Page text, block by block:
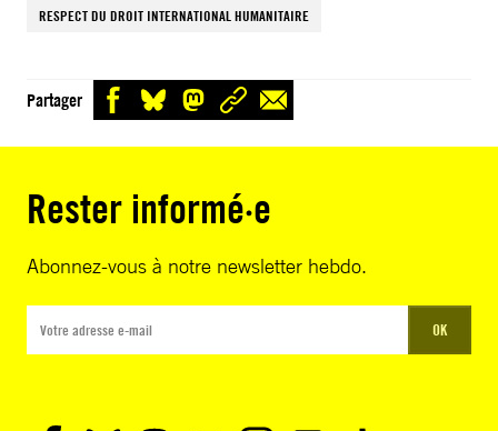
RESPECT DU DROIT INTERNATIONAL HUMANITAIRE
Partager
Rester informé·e
Abonnez-vous à notre newsletter hebdo.
OK